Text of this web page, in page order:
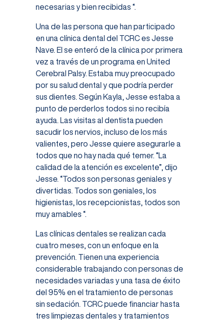
necesarias y bien recibidas “.
Una de las persona que han participado
en una clínica dental del TCRC es Jesse
Nave. El se enteró de la clínica por primera
vez a través de un programa en United
Cerebral Palsy. Estaba muy preocupado
por su salud dental y que podría perder
sus dientes. Según Kayla, Jesse estaba a
punto de perderlos todos si no recibía
ayuda. Las visitas al dentista pueden
sacudir los nervios, incluso de los más
valientes, pero Jesse quiere asegurarle a
todos que no hay nada qué temer. “La
calidad de la atención es excelente”, dijo
Jesse. “Todos son personas geniales y
divertidas. Todos son geniales, los
higienistas, los recepcionistas, todos son
muy amables “.
Las clínicas dentales se realizan cada
cuatro meses, con un enfoque en la
prevención. Tienen una experiencia
considerable trabajando con personas de
necesidades variadas y una tasa de éxito
del 95% en el tratamiento de personas
sin sedación. TCRC puede financiar hasta
tres limpiezas dentales y tratamientos